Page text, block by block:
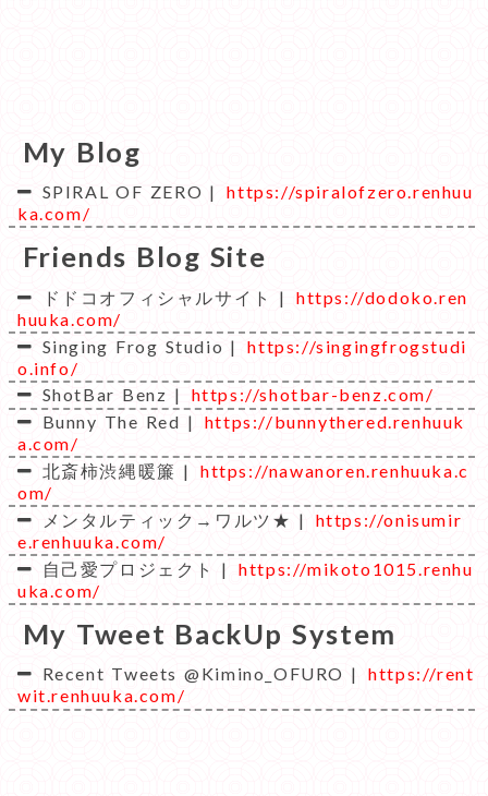
My Blog
SPIRAL OF ZERO |
https://spiralofzero.renhuu
ka.com/
Friends Blog Site
ドドコオフィシャルサイト |
https://dodoko.ren
huuka.com/
Singing Frog Studio |
https://singingfrogstudi
o.info/
ShotBar Benz |
https://shotbar-benz.com/
Bunny The Red |
https://bunnythered.renhuuk
a.com/
北斎柿渋縄暖簾 |
https://nawanoren.renhuuka.c
om/
メンタルティック→ワルツ★ |
https://onisumir
e.renhuuka.com/
自己愛プロジェクト |
https://mikoto1015.renhu
uka.com/
My Tweet BackUp System
Recent Tweets @Kimino_OFURO |
https://rent
wit.renhuuka.com/